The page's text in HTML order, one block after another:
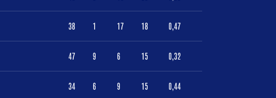
38 1 17 18 0,47
47 9 6 15 0,32
34 6 9 15 0,44